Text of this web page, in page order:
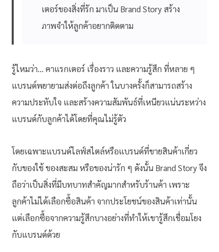
เตอร์ของสิ่งที่รัก มาเป็น Brand Story สร้าง
ภาพจำให้ลูกค้าอยากติดตาม
รู้ไหมว่า… คาแรกเตอร์ เรื่องราว และความรู้สึก ที่หลาย ๆ
แบรนด์พยายามส่งต่อถึงลูกค้า ในบางครั้งก็สามารถสร้าง
ความประทับใจ และสร้างความสัมพันธ์ที่เหนียวแน่นระหว่าง
แบรนด์กับลูกค้าได้โดยที่คุณไม่รู้ตัว
โดยเฉพาะแบรนด์ไลฟ์สไตล์หรือแบรนด์ที่ขายสินค้าเกี่ยว
กับของใช้ ของสะสม หรือของน่ารัก ๆ ดังนั้น Brand Story จึง
ถือว่าเป็นสิ่งที่มีบทบาทสำคัญมากสำหรับร้านค้า เพราะ
ลูกค้าไม่ได้เลือกซื้อสินค้า จากประโยชน์ของสินค้าเท่านั้น
แต่เลือกซื้อจากความรู้สึกบางอย่างที่ทำให้เขารู้สึกเชื่อมโยง
กับแบรนด์ด้วย